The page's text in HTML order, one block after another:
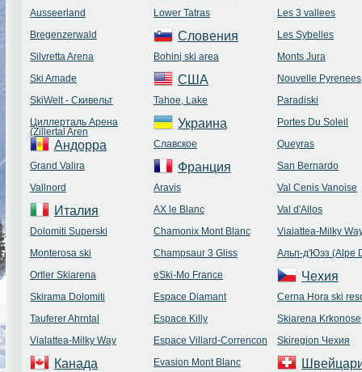
Ausseerland
Bregenzerwald
Silvretta Arena
Ski Amade
SkiWelt - Скивельт
Циллерталь Арена
(Zillertal Aren
Андорра
Grand Valira
Vallnord
Италия
Dolomiti Superski
Monterosa ski
Ortler Skiarena
Skirama Dolomiti
Tauferer Ahrntal
Vialattea-Milky Way
Канада
Lower Tatras
Словения
Bohinj ski area
США
Tahoe, Lake
Украина
Славское
Франция
Aravis
AX le Blanc
Chamonix Mont Blanc
Champsaur 3 Gliss
eSki-Mo France
Espace Diamant
Espace Killy
Espace Villard-Correncon
Evasion Mont Blanc
Les 3 vallees
Les Sybelles
Monts Jura
Nouvelle Pyrenees
Paradiski
Portes Du Soleil
Queyras
San Bernardo
Val Cenis Vanoise
Val d'Allos
Vialattea-Milky
Альп-д'Юэз (Alpe
Чехия
Cerna Hora ski
Skiarena Krkonose
Skiregion Чехия